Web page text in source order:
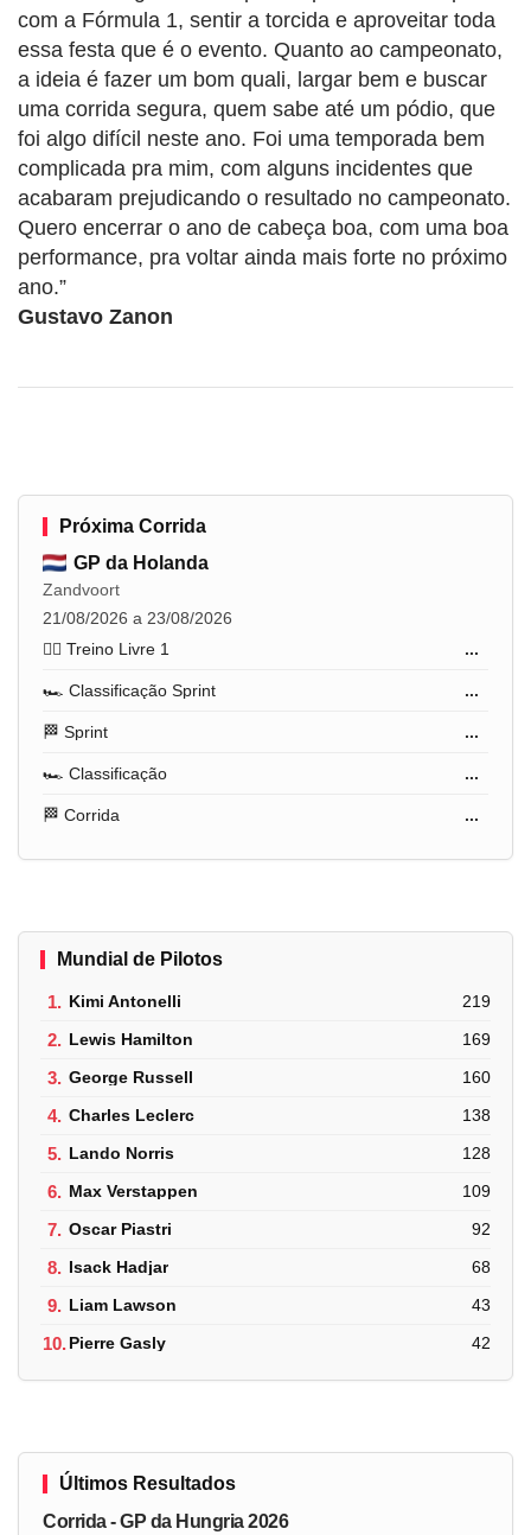
com a Fórmula 1, sentir a torcida e aproveitar toda
essa festa que é o evento. Quanto ao campeonato,
a ideia é fazer um bom quali, largar bem e buscar
uma corrida segura, quem sabe até um pódio, que
foi algo difícil neste ano. Foi uma temporada bem
complicada pra mim, com alguns incidentes que
acabaram prejudicando o resultado no campeonato.
Quero encerrar o ano de cabeça boa, com uma boa
performance, pra voltar ainda mais forte no próximo
ano.”
Gustavo Zanon
Próxima Corrida
GP da Holanda
Zandvoort
21/08/2026 a 23/08/2026
🏋️‍♂️ Treino Livre 1
...
🏎️ Classificação Sprint ...
🏁 Sprint ...
🏎️ Classificação ...
🏁 Corrida ...
Mundial de Pilotos
1. Kimi Antonelli 219
2. Lewis Hamilton 169
3. George Russell 160
4. Charles Leclerc 138
5. Lando Norris 128
6. Max Verstappen 109
7. Oscar Piastri 92
8. Isack Hadjar 68
9. Liam Lawson 43
10.Pierre Gasly 42
Últimos Resultados
Corrida - GP da Hungria 2026